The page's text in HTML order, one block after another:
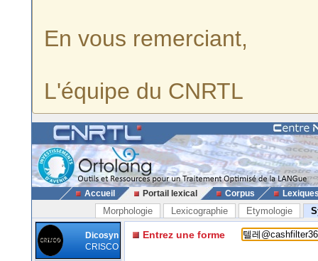
En vous remerciant,
L'équipe du CNRTL
Accueil Portail lexical Corpus
Morphologie Lexicographie Etymologie
Dicosyn
CRISCO
Entrez une forme